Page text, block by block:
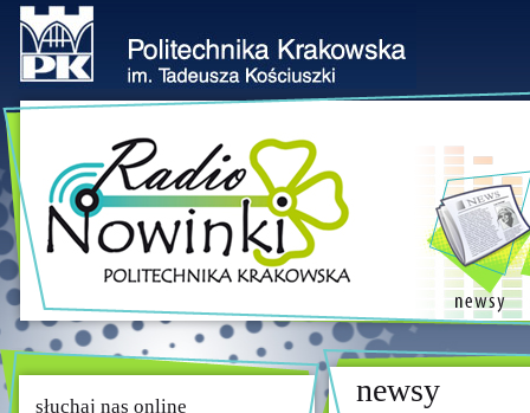
słuchaj nas online newsy